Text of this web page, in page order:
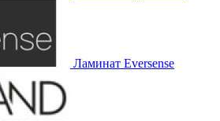
Ламинат Eversense